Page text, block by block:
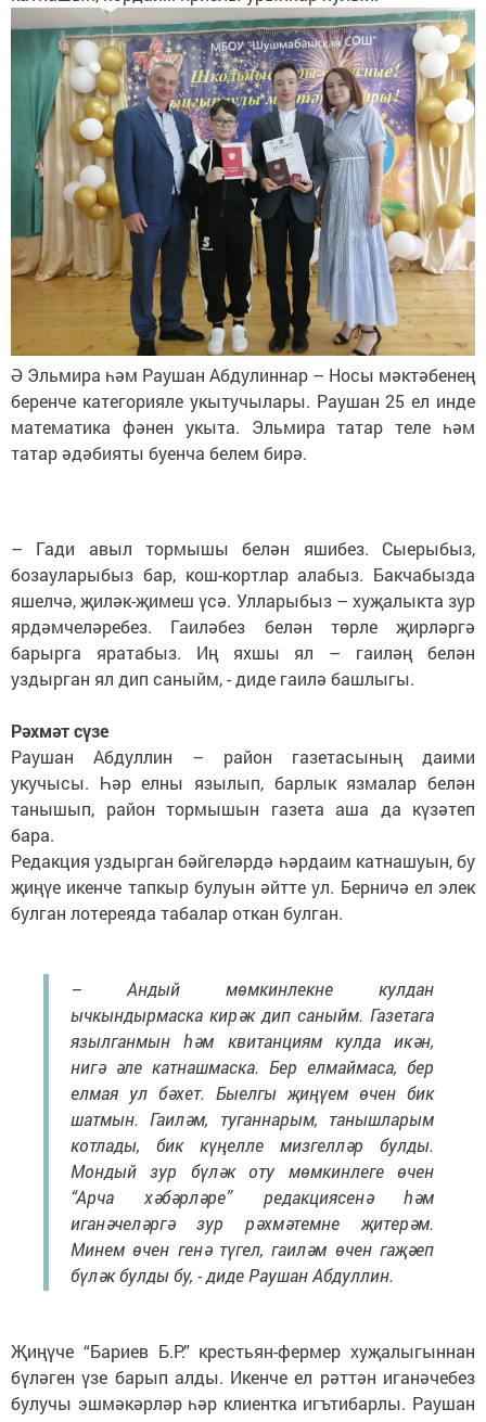
Ә Эльмира һәм Раушан Абдулиннар – Носы мәктәбенең
беренче категорияле укытучылары. Раушан 25 ел инде
математика фәнен укыта. Эльмира татар теле һәм
татар әдәбияты буенча белем бирә.
– Гади авыл тормышы белән яшибез. Сыерыбыз,
бозауларыбыз бар, кош-кортлар алабыз. Бакчабызда
яшелчә, җиләк-җимеш үсә. Улларыбыз – хуҗалыкта зур
ярдәмчеләребез. Гаиләбез белән төрле җирләргә
барырга яратабыз. Иң яхшы ял – гаиләң белән
уздырган ял дип саныйм, - диде гаилә башлыгы.
Рәхмәт сүзе
Раушан Абдуллин – район газетасының даими
укучысы. Һәр елны язылып, барлык язмалар белән
танышып, район тормышын газета аша да күзәтеп
бара.
Редакция уздырган бәйгеләрдә һәрдаим катнашуын, бу
җиңүе икенче тапкыр булуын әйтте ул. Берничә ел элек
булган лотереяда табалар откан булган.
– Андый мөмкинлекне кулдан
ычкындырмаска кирәк дип саныйм. Газетага
язылганмын һәм квитанциям кулда икән,
нигә әле катнашмаска. Бер елмаймаса, бер
елмая ул бәхет. Быелгы җиңүем өчен бик
шатмын. Гаиләм, туганнарым, танышларым
котлады, бик күңелле мизгелләр булды.
Мондый зур бүләк оту мөмкинлеге өчен
“Арча хәбәрләре” редакциясенә һәм
иганәчеләргә зур рәхмәтемне җитерәм.
Минем өчен генә түгел, гаиләм өчен гаҗәеп
бүләк булды бу, - диде Раушан Абдуллин.
Җиңүче “Бариев Б.Р.” крестьян-фермер хуҗалыгыннан
бүләген үзе барып алды. Икенче ел рәттән иганәчебез
булучы эшмәкәрләр һәр клиентка игътибарлы. Раушан